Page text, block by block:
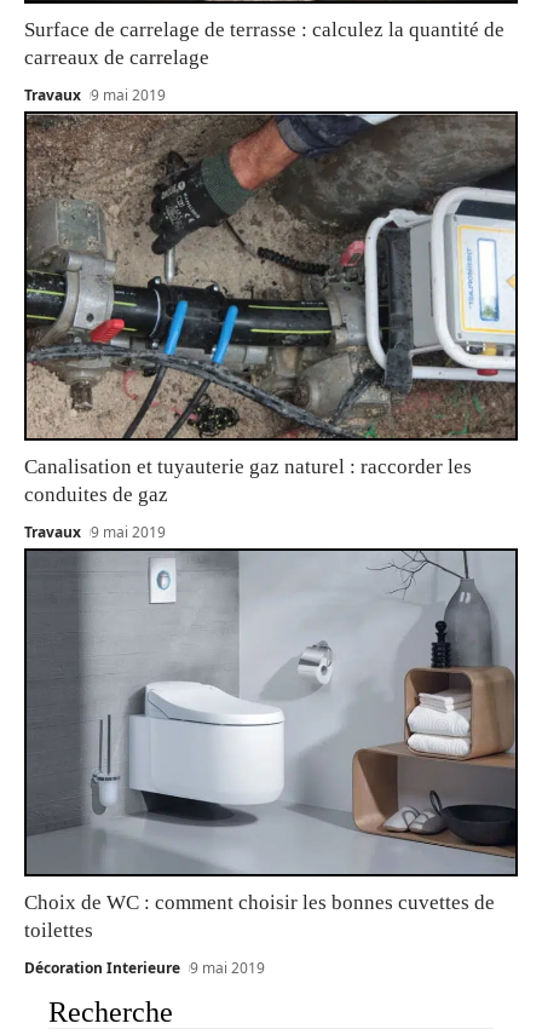
Surface de carrelage de terrasse : calculez la quantité de
carreaux de carrelage
Travaux 9 mai 2019
Canalisation et tuyauterie gaz naturel : raccorder les
conduites de gaz
Travaux 9 mai 2019
Choix de WC : comment choisir les bonnes cuvettes de
toilettes
Décoration Interieure 9 mai 2019
Recherche